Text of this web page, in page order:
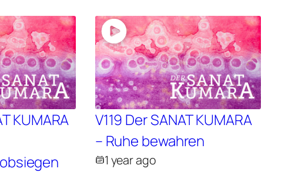
KUMARA
V119 Der SANAT KUMARA
– Ruhe bewahren
1 year ago